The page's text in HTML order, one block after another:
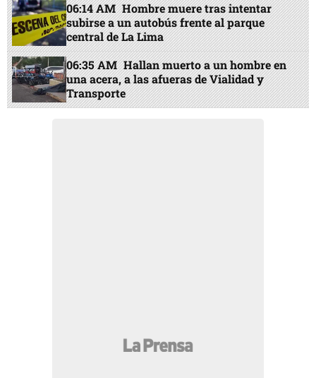
06:14 AM Hombre muere tras intentar
subirse a un autobús frente al parque
central de La Lima
06:35 AM Hallan muerto a un hombre en
una acera, a las afueras de Vialidad y
Transporte